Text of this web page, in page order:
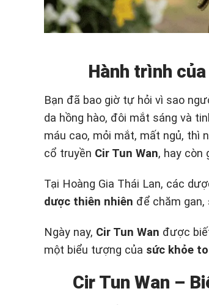
Hành trình
Bạn đã bao giờ tự hỏi vì sao
da hồng hào, đôi mắt sáng và
máu cao, mỏi mắt, mất ngủ, thì
cổ truyền Cir Tun Wan, hay còn
Tại Hoàng Gia Thái Lan, các
dược thiên nhiên để chăm gan,
Ngày nay, Cir Tun Wan được
một biểu tượng của sức khỏe
Cir Tun Wan –